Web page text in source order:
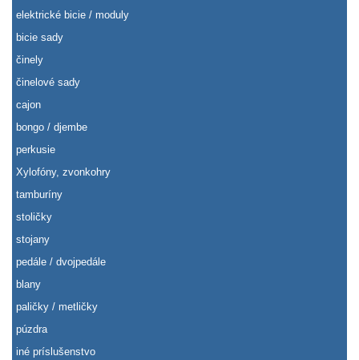
elektrické bicie / moduly
bicie sady
činely
činelové sady
cajon
bongo / djembe
perkusie
Xylofóny, zvonkohry
tamburíny
stoličky
stojany
pedále / dvojpedále
blany
paličky / metličky
púzdra
iné príslušenstvo